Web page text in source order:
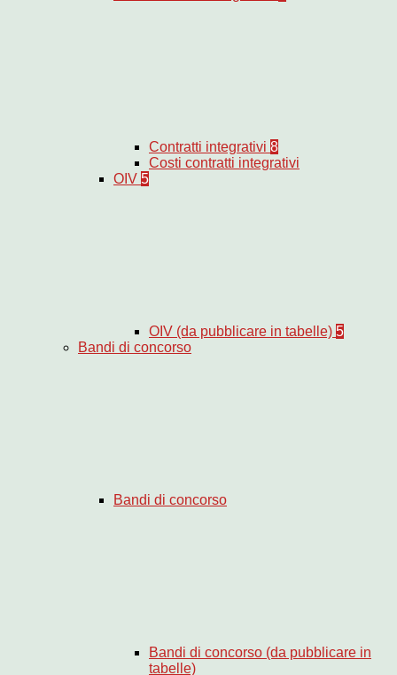
Contratti integrativi 8
Costi contratti integrativi
OIV 5
OIV (da pubblicare in tabelle) 5
Bandi di concorso
Bandi di concorso
Bandi di concorso (da pubblicare in
tabelle)